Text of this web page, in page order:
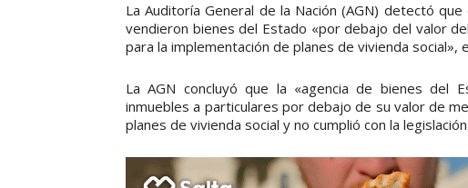
La Auditoría General de la Nación (AGN) detectó
vendieron bienes del Estado «por debajo del valor
para la implementación de planes de vivienda
La AGN concluyó que la «agencia de bienes del
inmuebles a particulares por debajo de su valor de
planes de vivienda social y no cumplió con la